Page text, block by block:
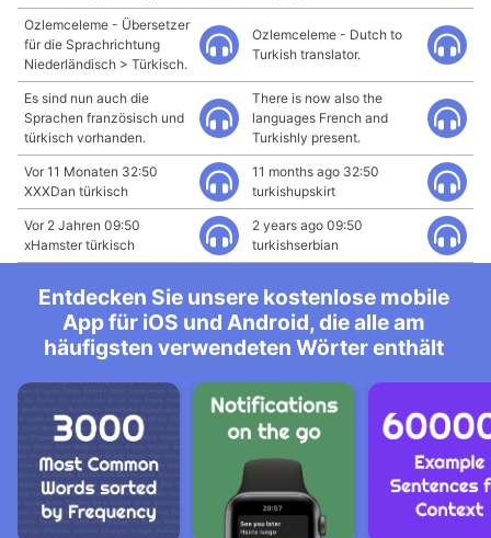
Ozlemceleme - Übersetzer
für die Sprachrichtung
Niederländisch > Türkisch.
Ozlemceleme - Dutch to
Turkish translator.
Es sind nun auch die
Sprachen französisch und
türkisch vorhanden.
There is now also the
languages French and
Turkishly present.
Vor 11 Monaten 32:50
XXXDan türkisch
11 months ago 32:50
turkishupskirt
Vor 2 Jahren 09:50
xHamster türkisch
2 years ago 09:50
turkishserbian
Entdecken Sie unsere kostenlose mobile
App für iOS und Android, die alle am
häufigsten verwendeten Wörter enthält